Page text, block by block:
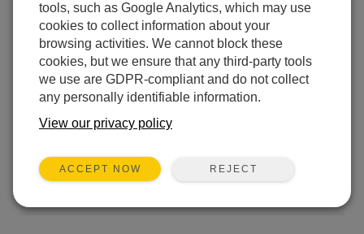
質問の種類を選択してください:
購入や見積について 技術的な質問
ここに質問を入力してください:*
tools, such as Google Analytics, which may use
cookies to collect information about your
browsing activities. We cannot block these
cookies, but we ensure that any third-party tools
we use are GDPR-compliant and do not collect
any personally identifiable information.
View our privacy policy
ACCEPT NOW REJECT